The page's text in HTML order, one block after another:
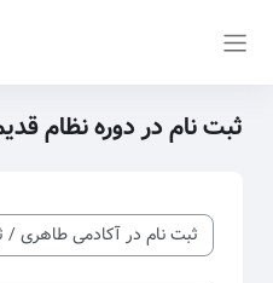
ثبت نام در دوره نظام
طبقه‌های درسی